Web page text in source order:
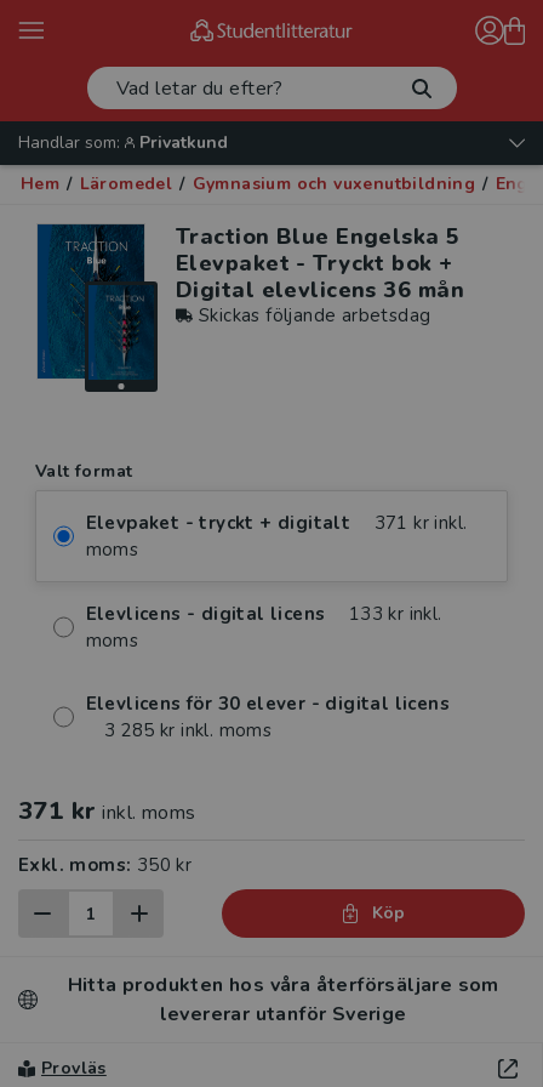
Handlar som:
Privatkund
Hem / Läromedel / Gymnasium och vuxenutbildning /
Traction Blue Engelska 5
Elevpaket - Tryckt bok +
Digital elevlicens 36 mån
Skickas följande arbetsdag
Valt format
Elevpaket - tryckt + digitalt
371 kr inkl.
moms
Elevlicens - digital licens
133 kr inkl.
moms
Elevlicens för 30 elever - digital licens
3 285 kr inkl. moms
371 kr inkl. moms
Exkl. moms: 350 kr
Köp
Hitta produkten hos våra återförsäljare som
levererar utanför Sverige
Provläs